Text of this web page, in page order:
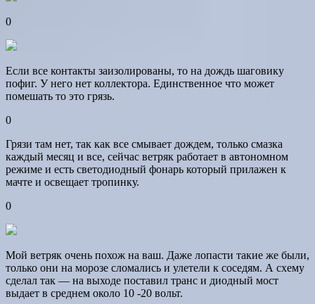
0
Если все контакты заизолированы, то на дождь шаговику
пофиг. У него нет коллектора. Единственное что может
помешать то это грязь.
0
Грязи там нет, так как все смывает дождем, только смазка
каждый месяц и все, сейчас ветряк работает в автономном
режиме и есть светодиодный фонарь который прилажен к
мачте и освещает тропинку.
0
Мой ветряк очень похож на ваш. Даже лопасти такие же были,
только они на морозе сломались и улетели к соседям. А схему
сделал так — на выходе поставил транс и диодный мост
выдает в среднем около 10 -20 вольт.